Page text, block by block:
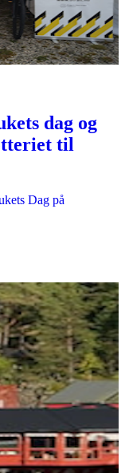
dag og
til
Dag på